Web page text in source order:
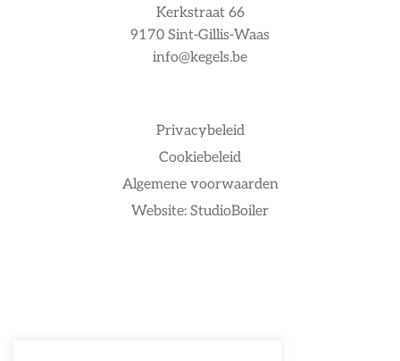
Privacybeleid
Cookiebeleid
Algemene voorwaarden
Website: StudioBoiler
Kerkstraat 66
9170 Sint-Gillis-Waas
info@kegels.be